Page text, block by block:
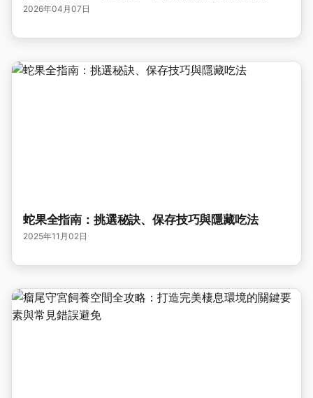
2026年04月07日
蛇果全指南：挑選秘訣、保存技巧與隱藏吃法
2025年11月02日